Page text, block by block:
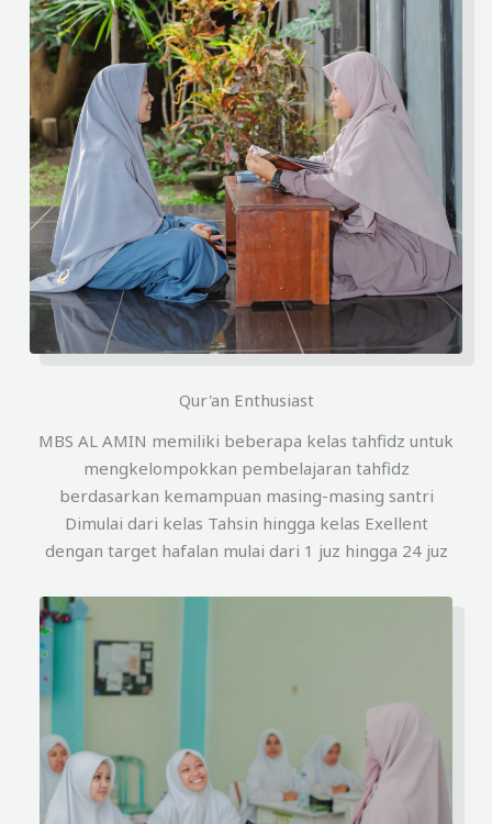
Qur'an Enthusiast
MBS AL AMIN memiliki beberapa kelas tahfidz untuk
mengkelompokkan pembelajaran tahfidz
berdasarkan kemampuan masing-masing santri
Dimulai dari kelas Tahsin hingga kelas Exellent
dengan target hafalan mulai dari 1 juz hingga 24 juz